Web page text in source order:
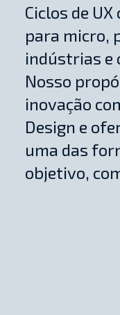
Ciclos de
para micro,
indústrias e
Nosso
inovação
Design e
uma das
objetivo,